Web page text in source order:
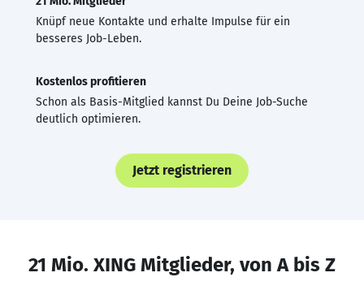
Knüpf neue Kontakte und erhalte Impulse für ein
besseres Job-Leben.
Kostenlos profitieren
Schon als Basis-Mitglied kannst Du Deine Job-Suche
deutlich optimieren.
Jetzt registrieren
21 Mio. XING Mitglieder, von A bis Z